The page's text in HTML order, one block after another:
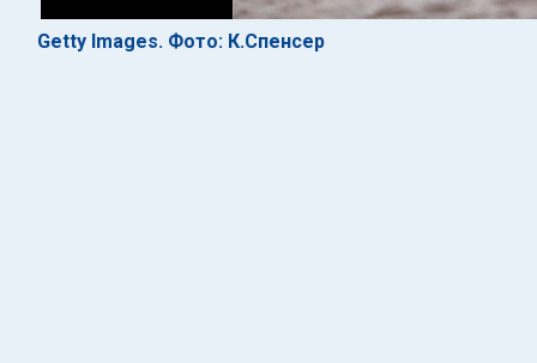
Getty Images. Фото: К.Спенсер